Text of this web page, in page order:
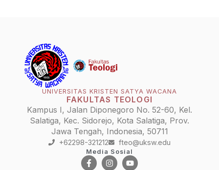
UNIVERSITAS KRISTEN SATYA WACANA
FAKULTAS TEOLOGI
Kampus I, Jalan Diponegoro No. 52-60, Kel.
Salatiga, Kec. Sidorejo, Kota Salatiga, Prov.
Jawa Tengah, Indonesia, 50711
+62298-321212 fteo@uksw.edu
Media Sosial